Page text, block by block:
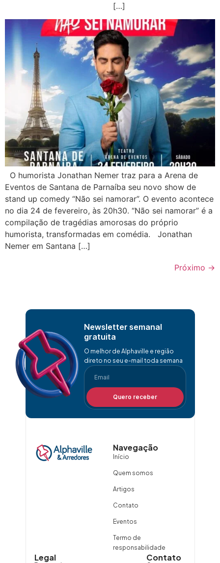
[…]
O humorista Jonathan Nemer traz para a Arena de
Eventos de Santana de Parnaíba seu novo show de
stand up comedy “Não sei namorar”. O evento acontece
no dia 24 de fevereiro, às 20h30. “Não sei namorar” é a
compilação de tragédias amorosas do próprio
humorista, transformadas em comédia. Jonathan
Nemer em Santana […]
Próximo →
Newsletter semanal
gratuita
O melhor de Alphaville e região
direto no seu e-mail toda semana
Quero receber
Navegação
Início
Quem somos
Artigos
Contato
Eventos
Termo de
responsabilidade
Contato
Legal